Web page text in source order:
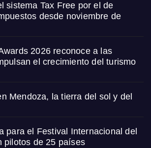
sistema Tax Free por el de
desde noviembre de
2026 reconoce a las
el crecimiento del turismo
Mendoza, la tierra del sol y del
para el Festival Internacional del
pilotos de 25 países